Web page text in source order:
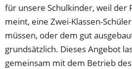
für unsere Schulkinder, weil der
meint, eine Zwei-Klassen-
müssen, oder dem gut
grundsätzlich. Dieses Angebot
gemeinsam mit dem Betrieb